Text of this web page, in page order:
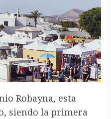
Robayna, esta
siendo la primera